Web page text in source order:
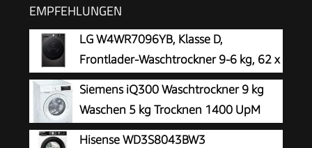
EMPFEHLUNGEN
LG W4WR7096YB, Klasse D,
Frontlader-Waschtrockner 9-6 kg, 62 x
60 x 85 cm, Wi-Fi, AI Direct Drive,
Tiefenreinigung mit Dampf, TurboWash 360,
Große Kapazität, Außentür aus gehärtetem Glas,
Weiß
Siemens iQ300 Waschtrockner 9 kg
Waschen 5 kg Trocknen 1400 UpM
WN34A141
Hisense WD3S8043BW3